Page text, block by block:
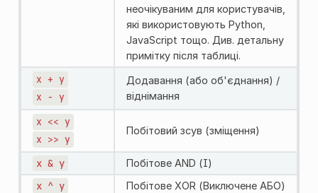
неочікуваним для користувачів,
які використовують Python,
JavaScript тощо. Див. детальну
примітку після таблиці.
x + y
x - y
Додавання (або об'єднання) /
віднімання
x << y
x >> y
Побітовий зсув (зміщення)
x & y Побітове AND (І)
x ^ y Побітове XOR (Виключене АБО)